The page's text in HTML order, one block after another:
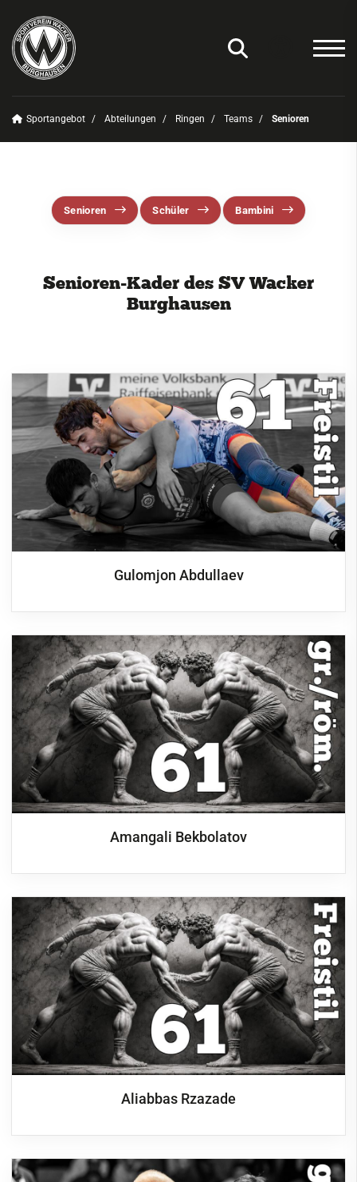
Sportangebot Abteilungen Ringen Teams Senioren
Senioren Schüler Bambini
Senioren-Kader des SV Wacker
Burghausen
Gulomjon Abdullaev
Amangali Bekbolatov
Aliabbas Rzazade
Sportangebot
Amateurfunk
Cricket
Eisschützen
Faustball
Fechten
Fußball
Handball
Jugendclub
Kindersportschule
Leichtathletik
Paddeln
Radsport
Ringen
News & Events
1. Bundesliga
Oberliga
Jugend
Abteilung
Unsere Partner
Schwimmen